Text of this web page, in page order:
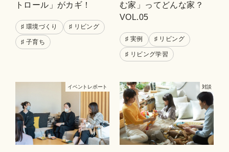
トロール」がカギ！
♯ 環境づくり ♯ リビング
♯ 子育ち
む家」ってどんな家？
VOL.05
♯ 実例 ♯ リビング
♯ リビング学習
イベントレポート 対談